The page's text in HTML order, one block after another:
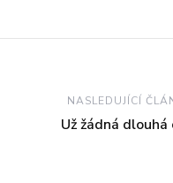
NASLEDUJÍCÍ
Už žádná dlouhá